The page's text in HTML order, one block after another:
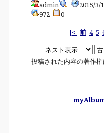
admin
2015/3/
972
0
[< 前 4 5
投稿された内容の著作